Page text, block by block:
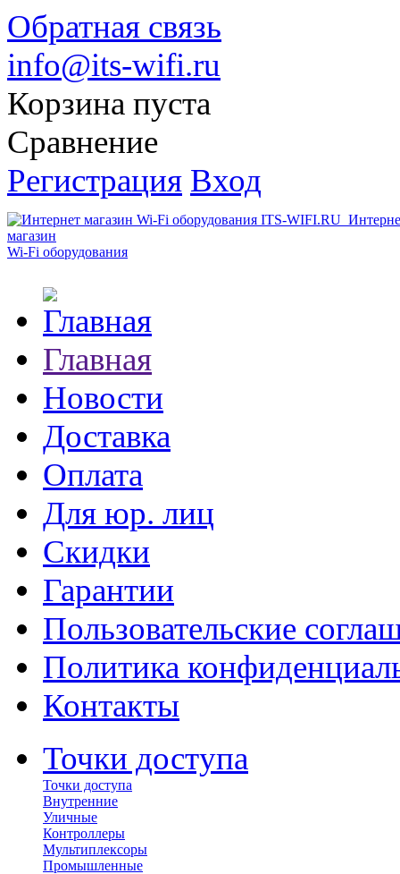
Обратная связь
info@its-wifi.ru
Корзина пуста
Сравнение
Регистрация Вход
магазин
Wi-Fi оборудования
Главная
Новости
Доставка
Оплата
Для юр. лиц
Скидки
Гарантии
Пользовательские
Политика
Контакты
Точки доступа
Точки доступа
Внутренние
Уличные
Контроллеры
Мультиплексоры
Промышленные